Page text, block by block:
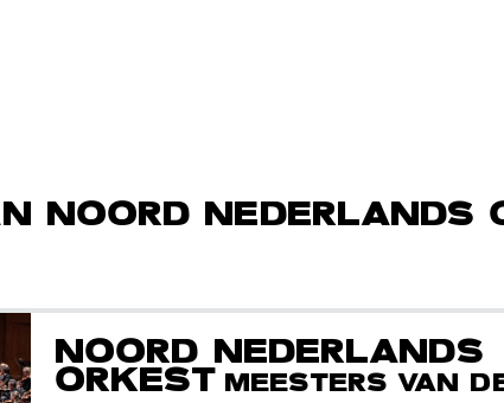
NOORD NEDERLANDS
NOORD NEDERLANDS
ORKEST MEESTERS VAN